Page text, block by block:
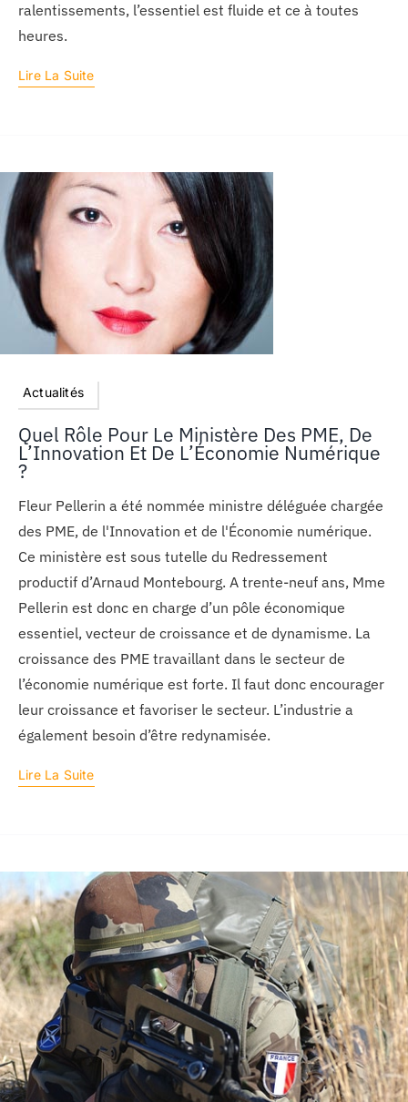
ralentissements, l’essentiel est fluide et ce à toutes
heures.
Lire La Suite
Actualités
Quel Rôle Pour Le Ministère Des PME, De
L’Innovation Et De L’Économie Numérique
?
Fleur Pellerin a été nommée ministre déléguée chargée
des PME, de l'Innovation et de l'Économie numérique.
Ce ministère est sous tutelle du Redressement
productif d’Arnaud Montebourg. A trente-neuf ans, Mme
Pellerin est donc en charge d’un pôle économique
essentiel, vecteur de croissance et de dynamisme. La
croissance des PME travaillant dans le secteur de
l’économie numérique est forte. Il faut donc encourager
leur croissance et favoriser le secteur. L’industrie a
également besoin d’être redynamisée.
Lire La Suite